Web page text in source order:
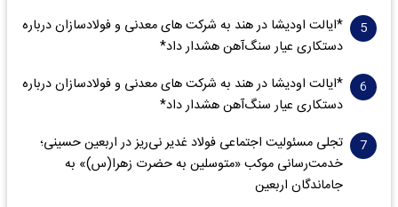
*ایالت اودیشا در هند به شرکت های معدنی و فولادسازان درباره
دستکاری عیار سنگ‌آهن هشدار داد*
*ایالت اودیشا در هند به شرکت های معدنی و فولادسازان درباره
دستکاری عیار سنگ‌آهن هشدار داد*
تجلی مسئولیت اجتماعی فولاد غدیر نی‌ریز در اربعین حسینی؛
خدمت‌رسانی موکب «متوسلین به حضرت زهرا(س)» به
جاماندگان اربعین